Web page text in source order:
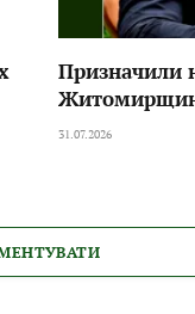
Призначили
31.07.2026